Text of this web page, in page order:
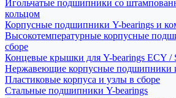
Игольчатые подшипники со
кольцом
Корпусные подшипники Y-bearings и
Высокотемпературные корпусные
сборе
Концевые крышки для Y-bearings ECY /
Нержавеющие корпусные подшипники
Пластиковые корпуса и узлы в сборе
Стальные подшипники Y-bearings